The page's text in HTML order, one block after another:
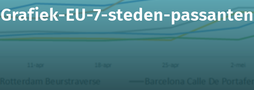
Grafiek-EU-7-steden-passanten